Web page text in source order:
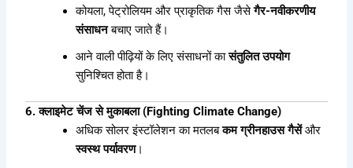
कोयला, पेट्रोलियम और प्राकृतिक गैस जैसेगैर-नवीकरणीय
संसाधनबचाए जाते हैं।
आने वाली पीढ़ियों के लिए संसाधनों कासंतुलित उपयोग
सुनिश्चित होता है।
6. क्लाइमेट चेंज से मुकाबला (Fighting Climate Change)
अधिक सोलर इंस्टॉलेशन का मतलबकम ग्रीनहाउस गैसेंऔर
स्वस्थ पर्यावरण।